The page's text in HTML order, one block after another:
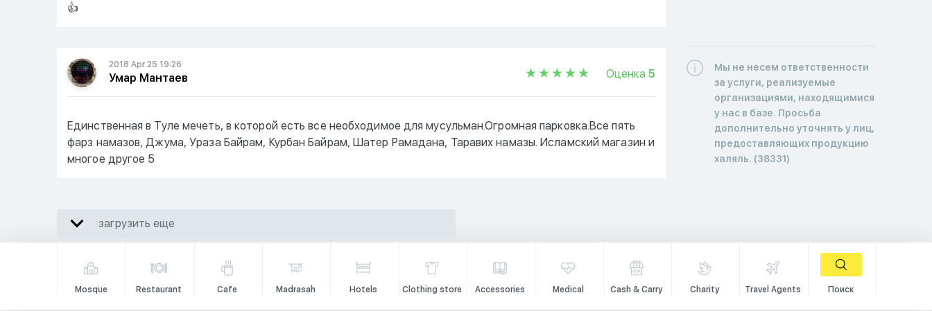
👍
2018 Apr 25 19:26
Умар Мантаев Оценка 5
Единственная в Туле мечеть, в которой есть все необходимое для мусульман.Огромная парковка.Все пять
фарз намазов, Джума, Ураза Байрам, Курбан Байрам, Шатер Рамадана, Таравих намазы. Исламский магазин и
многое другое 5
загрузить еще
Мы не несем ответственности
за услуги, реализуемые
организациями, находящимися
у нас в базе. Просьба
дополнительно уточнять у лиц,
предоставляющих продукцию
халяль. (38331)
Mosque Restaurant Cafe Madrasah Hotels Clothing store Accessories Medical Cash & Carry Charity Travel Agents Поиск